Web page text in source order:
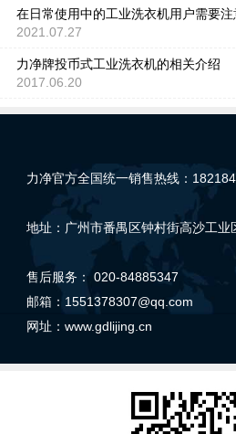
在日常使用中的工业洗衣机用户需要注
2021.07.27
力净牌投币式工业洗衣机的相关介绍
2017.06.20
力净官方全国统一销售热线：
地址：广州市番禺区钟村街高沙工业
售后服务： 020-84885347
邮箱：1551378307@qq.com
网址： www.gdlijing.cn